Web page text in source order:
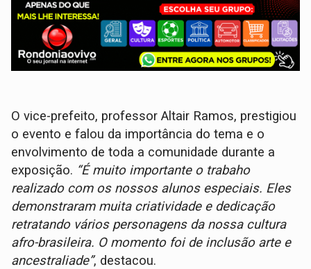
O vice-prefeito, professor Altair Ramos, prestigiou
o evento e falou da importância do tema e o
envolvimento de toda a comunidade durante a
exposição. “É muito importante o trabaho
realizado com os nossos alunos especiais. Eles
demonstraram muita criatividade e dedicação
retratando vários personagens da nossa cultura
afro-brasileira. O momento foi de inclusão arte e
ancestraliade”, destacou.